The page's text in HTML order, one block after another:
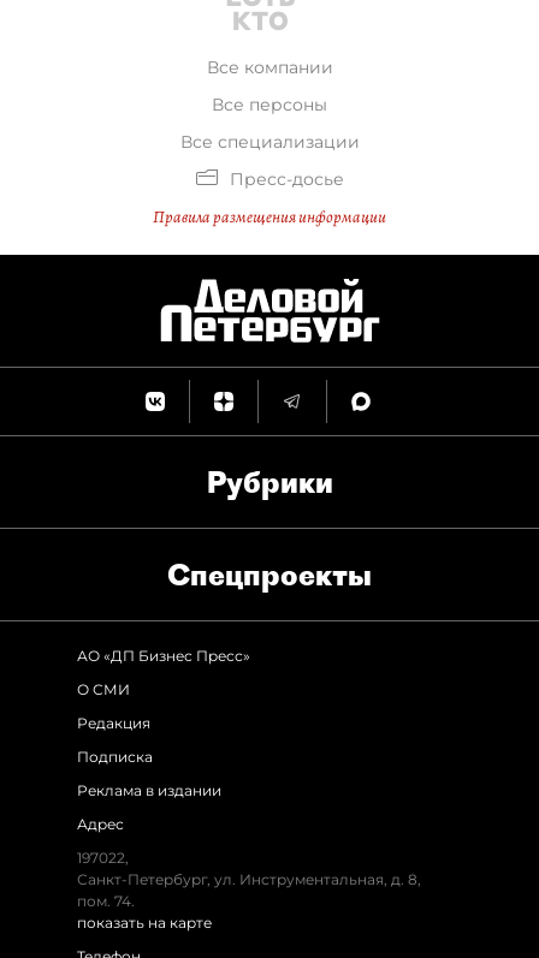
Все компании
Все персоны
Все специализации
Пресс-досье
Правила размещения информации
Рубрики
Спец­проекты
АО «ДП Бизнес Пресс»
О СМИ
Редакция
Подписка
Реклама в издании
Адрес
197022,
Санкт-Петербург, ул. Инструментальная, д. 8,
пом. 74.
показать на карте